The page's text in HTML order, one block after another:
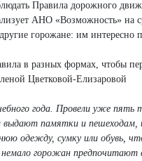
Правила дорожного
АНО «Возможность» на
горожане: им интересно
в разных формах, чтобы
Цветковой-Елизаровой
года. Провели уже пять
выдают памятки и
одежду, сумку или обувь,
горожан предпочитают